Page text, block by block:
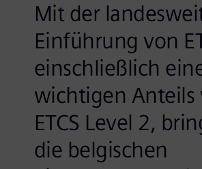
Mit der
Einführung von
einschließlich
wichtigen Anteils
ETCS Level 2,
die belgischen